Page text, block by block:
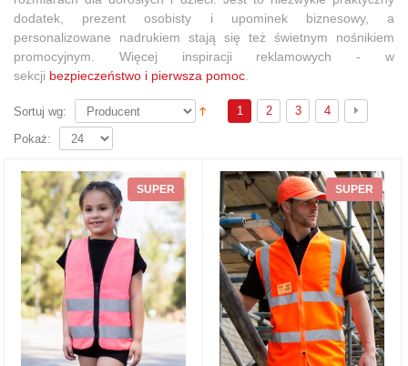
dodatek, prezent osobisty i upominek biznesowy, a
personalizowane nadrukiem stają się też świetnym nośnikiem
promocyjnym. Więcej inspiracji reklamowych - w
sekcji bezpieczeństwo i pierwsza pomoc
Sortuj wg: 1 2 3 4
Pokaż:
SUPER SUPER